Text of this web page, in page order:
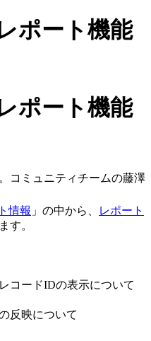
ポート機能
ポート機能
コミュニティチームの藤澤
情報 」の中から、
レポート
す。
コードIDの表示について
反映について